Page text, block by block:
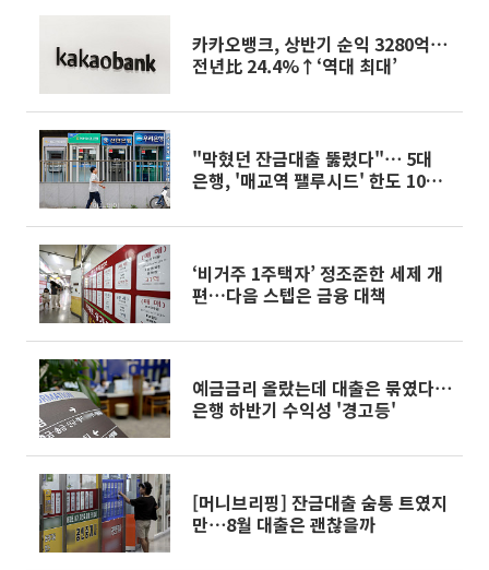
카카오뱅크, 상반기 순익 3280억⋯
전년比 24.4%↑‘역대 최대’
"막혔던 잔금대출 뚫렸다"⋯ 5대
은행, '매교역 팰루시드' 한도 1000
‘비거주 1주택자’ 정조준한 세제 개
편…다음 스텝은 금융 대책
예금금리 올랐는데 대출은 묶였다⋯
은행 하반기 수익성 '경고등'
[머니브리핑] 잔금대출 숨통 트였지
만⋯8월 대출은 괜찮을까